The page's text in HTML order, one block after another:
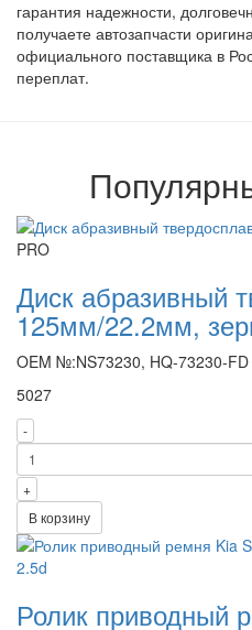
гарантия надежности,
получаете автозапчасти
официального поставщика в
переплат.
PRO
Диск абразивный
125мм/22.2мм,
OEM №:NS73230, HQ-73230-FD
5027
-
+
В корзину
Ролик приводный